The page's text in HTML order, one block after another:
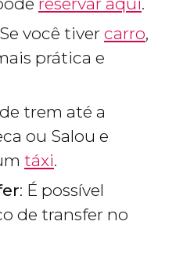
você tiver carro,
prática e
trem até a
ou Salou e
táxi.
: É possível
de transfer no